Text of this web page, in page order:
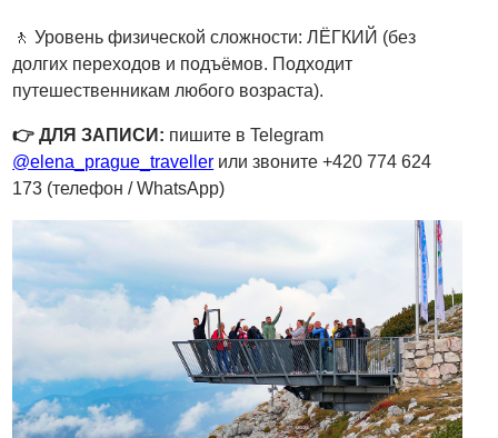
🚶 Уровень физической сложности: ЛЁГКИЙ (без
долгих переходов и подъёмов. Подходит
путешественникам любого возраста).
👉 ДЛЯ ЗАПИСИ: пишите в Telegram
@elena_prague_traveller или звоните +420 774 624
173 (телефон / WhatsApp)